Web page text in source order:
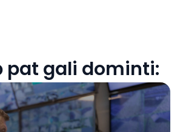
pat gali dominti: